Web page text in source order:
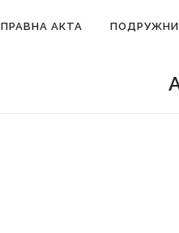
ПРАВНА АКТА